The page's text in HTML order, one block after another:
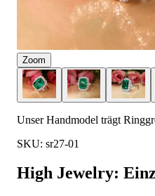
Zoom
Unser Handmodel trägt
SKU: sr27-01
High Jewelry: